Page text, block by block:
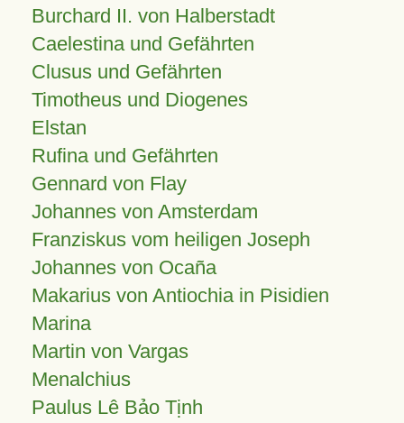
Burchard II. von Halberstadt
Caelestina und Gefährten
Clusus und Gefährten
Timotheus und Diogenes
Elstan
Rufina und Gefährten
Gennard von Flay
Johannes von Amsterdam
Franziskus vom heiligen Joseph
Johannes von Ocaña
Makarius von Antiochia in Pisidien
Marina
Martin von Vargas
Menalchius
Paulus Lê Bảo Tịnh